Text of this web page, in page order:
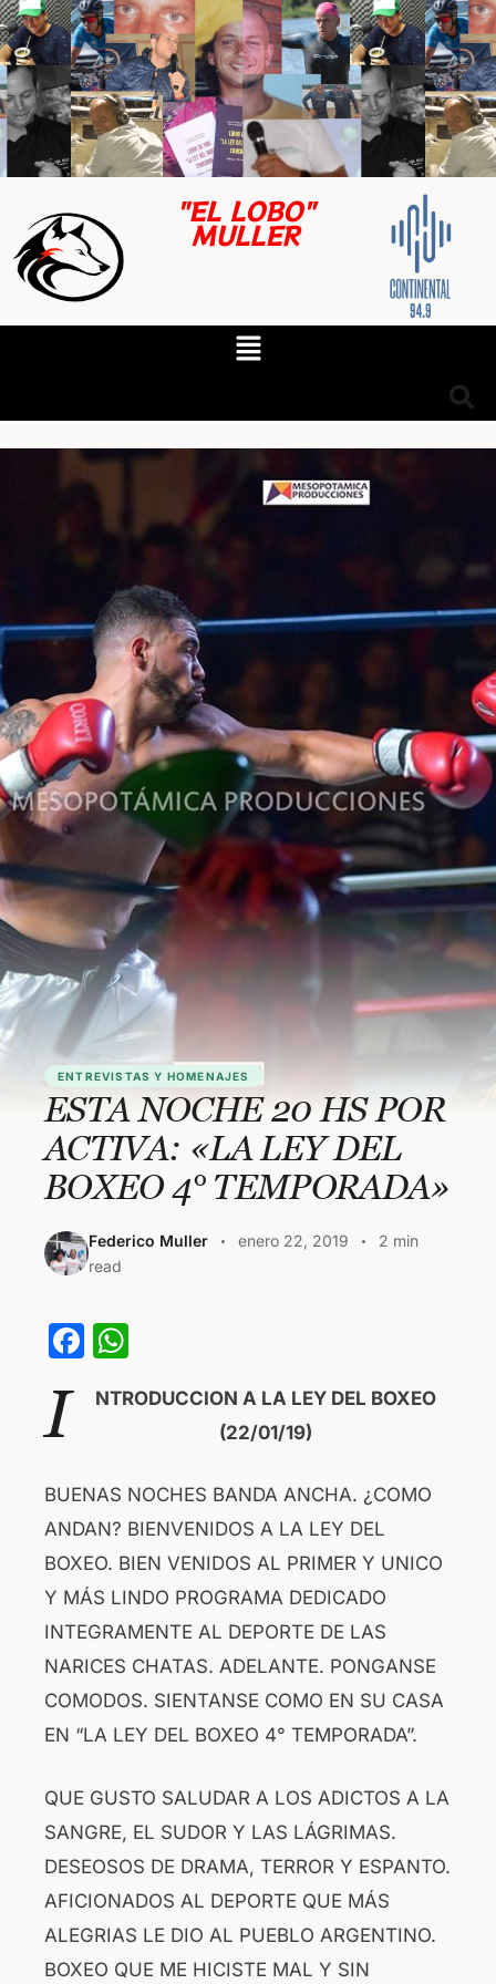
"EL LOBO"
MULLER
ENTREVISTAS Y HOMENAJES
ESTA NOCHE 20 HS POR
ACTIVA: «LA LEY DEL
BOXEO 4° TEMPORADA»
Federico Muller enero 22, 2019
2 min
read
F
c
b
o
o
k
at
A
p
p
I
NTRODUCCION A LA LEY DEL BOXEO
(22/01/19)
BUENAS NOCHES BANDA ANCHA. ¿COMO
ANDAN? BIENVENIDOS A LA LEY DEL
BOXEO. BIEN VENIDOS AL PRIMER Y UNICO
Y MÁS LINDO PROGRAMA DEDICADO
INTEGRAMENTE AL DEPORTE DE LAS
NARICES CHATAS. ADELANTE. PONGANSE
COMODOS. SIENTANSE COMO EN SU CASA
EN “LA LEY DEL BOXEO 4° TEMPORADA”.
QUE GUSTO SALUDAR A LOS ADICTOS A LA
SANGRE, EL SUDOR Y LAS LÁGRIMAS.
DESEOSOS DE DRAMA, TERROR Y ESPANTO.
AFICIONADOS AL DEPORTE QUE MÁS
ALEGRIAS LE DIO AL PUEBLO ARGENTINO.
BOXEO QUE ME HICISTE MAL Y SIN